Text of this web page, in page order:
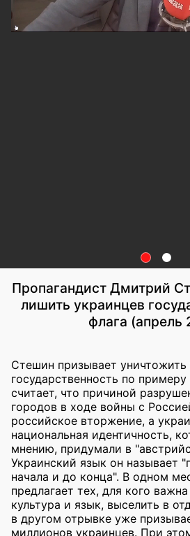
Пропагандист Дмитрий
лишить украинцев
флага (апрель
Стешин призывает уничтожить
государственность по
считает, что причиной
городов в ходе войны с
российское вторжение, а
национальная идентичность,
мнению, придумали в
Украинский язык он называет
начала и до конца". В одном
предлагает тех, для кого
культура и язык, выселить в
в другом отрывке уже
миллионов украинцев. При